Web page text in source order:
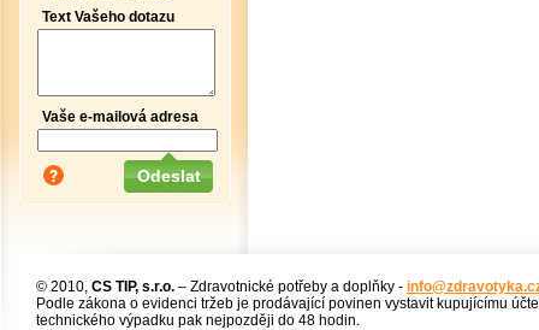
Text Vašeho dotazu
Vaše e-mailová adresa
© 2010, CS TIP, s.r.o. – Zdravotnické potřeby a doplňky -
Podle zákona o evidenci tržeb je prodávající povinen vystavit kupujícímu
technického výpadku pak nejpozději do 48 hodin.